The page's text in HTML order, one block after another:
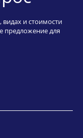
и стоимости
предложение для